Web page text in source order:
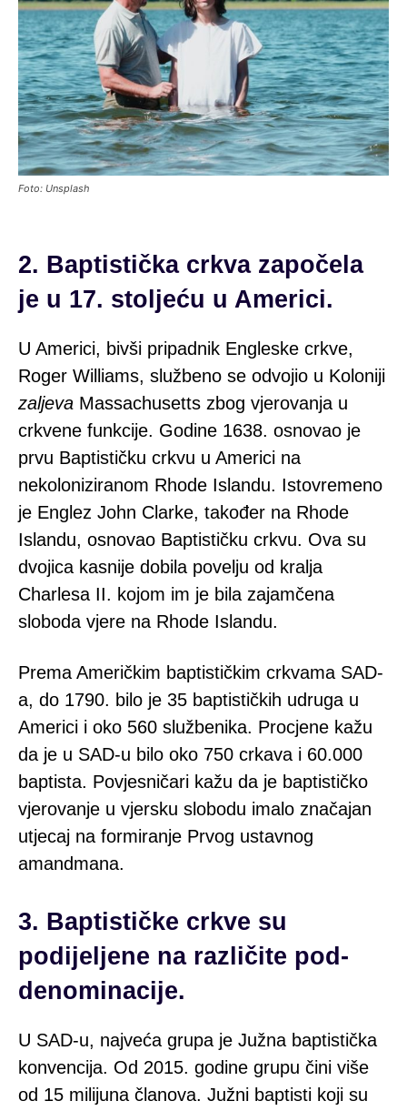
Foto: Unsplash
2. Baptistička crkva započela
je u 17. stoljeću u Americi.
U Americi, bivši pripadnik Engleske crkve,
Roger Williams, službeno se odvojio u Koloniji
zaljeva Massachusetts zbog vjerovanja u
crkvene funkcije. Godine 1638. osnovao je
prvu Baptističku crkvu u Americi na
nekoloniziranom Rhode Islandu. Istovremeno
je Englez John Clarke, također na Rhode
Islandu, osnovao Baptističku crkvu. Ova su
dvojica kasnije dobila povelju od kralja
Charlesa II. kojom im je bila zajamčena
sloboda vjere na Rhode Islandu.
Prema Američkim baptističkim crkvama SAD-
a, do 1790. bilo je 35 baptističkih udruga u
Americi i oko 560 službenika. Procjene kažu
da je u SAD-u bilo oko 750 crkava i 60.000
baptista. Povjesničari kažu da je baptističko
vjerovanje u vjersku slobodu imalo značajan
utjecaj na formiranje Prvog ustavnog
amandmana.
3. Baptističke crkve su
podijeljene na različite pod-
denominacije.
U SAD-u, najveća grupa je Južna baptistička
konvencija. Od 2015. godine grupu čini više
od 15 milijuna članova. Južni baptisti koji su